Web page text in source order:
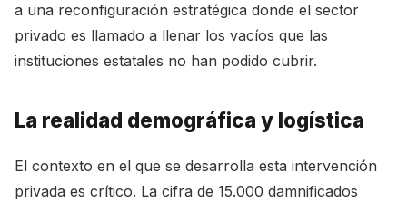
a una reconfiguración estratégica donde el sector
privado es llamado a llenar los vacíos que las
instituciones estatales no han podido cubrir.
La realidad demográfica y logística
El contexto en el que se desarrolla esta intervención
privada es crítico. La cifra de 15.000 damnificados